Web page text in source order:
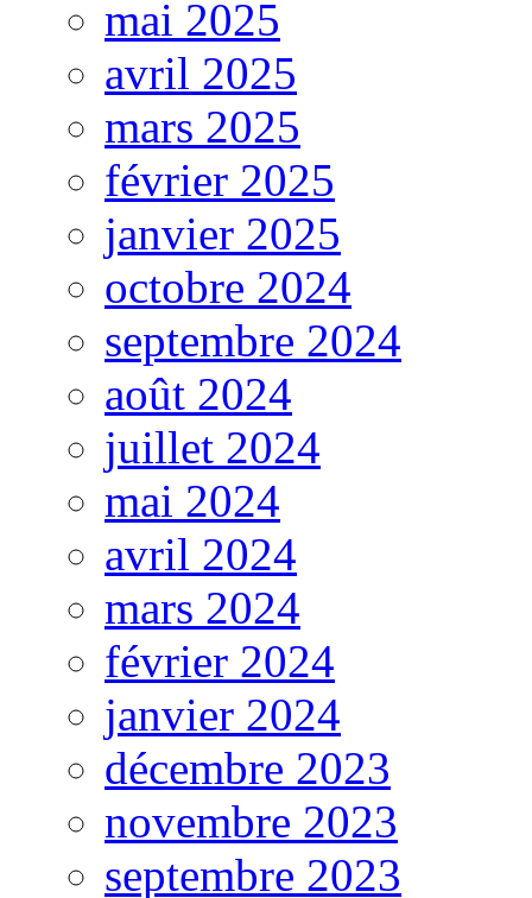
mai 2025
avril 2025
mars 2025
février 2025
janvier 2025
octobre 2024
septembre 2024
août 2024
juillet 2024
mai 2024
avril 2024
mars 2024
février 2024
janvier 2024
décembre 2023
novembre 2023
septembre 2023